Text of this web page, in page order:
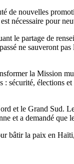
de nouvelles
nécessaire pour
le partage de
ne sauveront
la Mission
élections
et le Grand Sud.
et a demandé que
la paix en